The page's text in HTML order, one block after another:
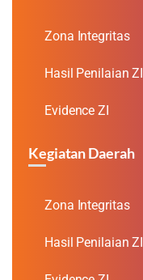
Zona Integritas
Hasil Penilaian ZI
Evidence ZI
Kegiatan Daerah
Zona Integritas
Hasil Penilaian ZI